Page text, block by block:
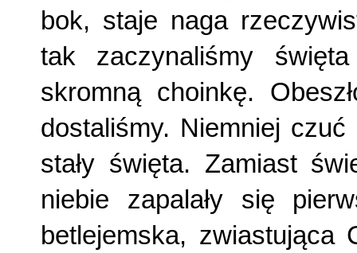
bok, staje naga
tak zaczynaliśmy
skromną choinkę.
dostaliśmy. Niemniej
stały święta. Zamiast
niebie zapalały się
betlejemska, zwiastująca